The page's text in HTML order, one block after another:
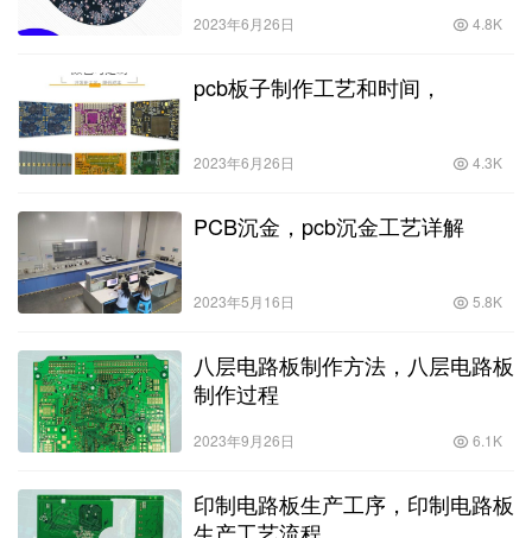
2023年6月26日 4.8K
pcb板子制作工艺和时间，
2023年6月26日 4.3K
PCB沉金，pcb沉金工艺详解
2023年5月16日 5.8K
八层电路板制作方法，八层电路板
制作过程
2023年9月26日 6.1K
印制电路板生产工序，印制电路板